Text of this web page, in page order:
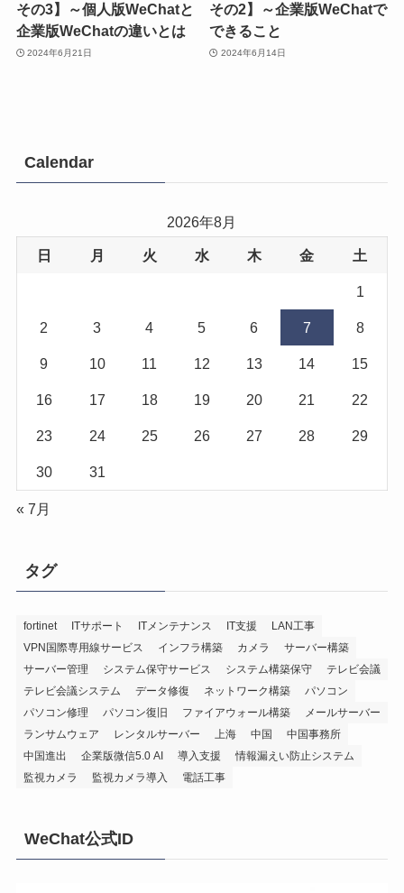
その3】～個人版WeChatと
企業版WeChatの違いとは
2024年6月21日
その2】～企業版WeChatで
できること
2024年6月14日
Calendar
2026年8月
日 月 火 水 木 金 土
1
2 3 4 5 6 7 8
9 10 11 12 13 14 15
16 17 18 19 20 21 22
23 24 25 26 27 28 29
30 31
« 7月
タグ
fortinet ITサポート ITメンテナンス IT支援
LAN工事
VPN国際専用線サービス
インフラ構築 カメラ
サーバー構築
サーバー管理
システム保守サービス システム構築保守
テレビ会議
テレビ会議システム
データ修復 ネットワーク構築
パソコン
パソコン修理
パソコン復旧 ファイアウォール構築
メールサーバー
ランサムウェア
レンタルサーバー 上海 中国
中国事務所
中国進出
企業版微信5.0 AI 導入支援
情報漏えい防止システム
監視カメラ
監視カメラ導入 電話工事
WeChat公式ID